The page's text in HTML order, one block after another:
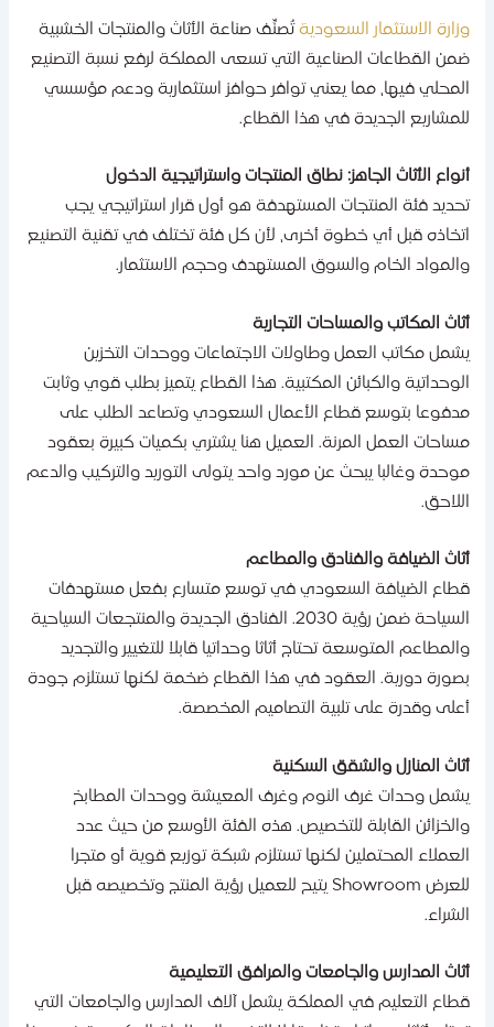
الاستثمار السعوديةتُصنِّف صناعة الأثاث والمنتجات الخشبية
القطاعات الصناعية التي تسعى المملكة لرفع نسبة التصنيع
فيها، مما يعني توافر حوافز استثمارية ودعم مؤسسي
الجديدة في هذا القطاع.
الأثاث الجاهز: نطاق المنتجات واستراتيجية الدخول
فئة المنتجات المستهدفة هو أول قرار استراتيجي يجب
قبل أي خطوة أخرى، لأن كل فئة تختلف في تقنية التصنيع
الخام والسوق المستهدف وحجم الاستثمار.
المكاتب والمساحات التجارية
مكاتب العمل وطاولات الاجتماعات ووحدات التخزين
والكبائن المكتبية. هذا القطاع يتميز بطلب قوي وثابت
بتوسع قطاع الأعمال السعودي وتصاعد الطلب على
العمل المرنة. العميل هنا يشتري بكميات كبيرة بعقود
وغالبا يبحث عن مورد واحد يتولى التوريد والتركيب والدعم
الضيافة والفنادق والمطاعم
الضيافة السعودي في توسع متسارع بفعل مستهدفات
السياحة ضمن رؤية 2030. الفنادق الجديدة والمنتجعات السياحية
المتوسعة تحتاج أثاثا وحداتيا قابلا للتغيير والتجديد
دورية. العقود في هذا القطاع ضخمة لكنها تستلزم جودة
وقدرة على تلبية التصاميم المخصصة.
المنازل والشقق السكنية
وحدات غرف النوم وغرف المعيشة ووحدات المطابخ
القابلة للتخصيص. هذه الفئة الأوسع من حيث عدد
المحتملين لكنها تستلزم شبكة توزيع قوية أو متجرا
للعرض Showroom يتيح للعميل رؤية المنتج وتخصيصه قبل
المدارس والجامعات والمرافق التعليمية
التعليم في المملكة يشمل آلاف المدارس والجامعات التي